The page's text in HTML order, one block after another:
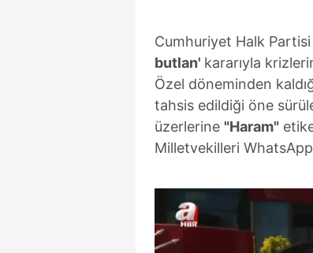
Cumhuriyet Halk
butlan' kararıyla
Özel döneminden
tahsis edildiği öne
üzerlerine "Haram"
Milletvekilleri